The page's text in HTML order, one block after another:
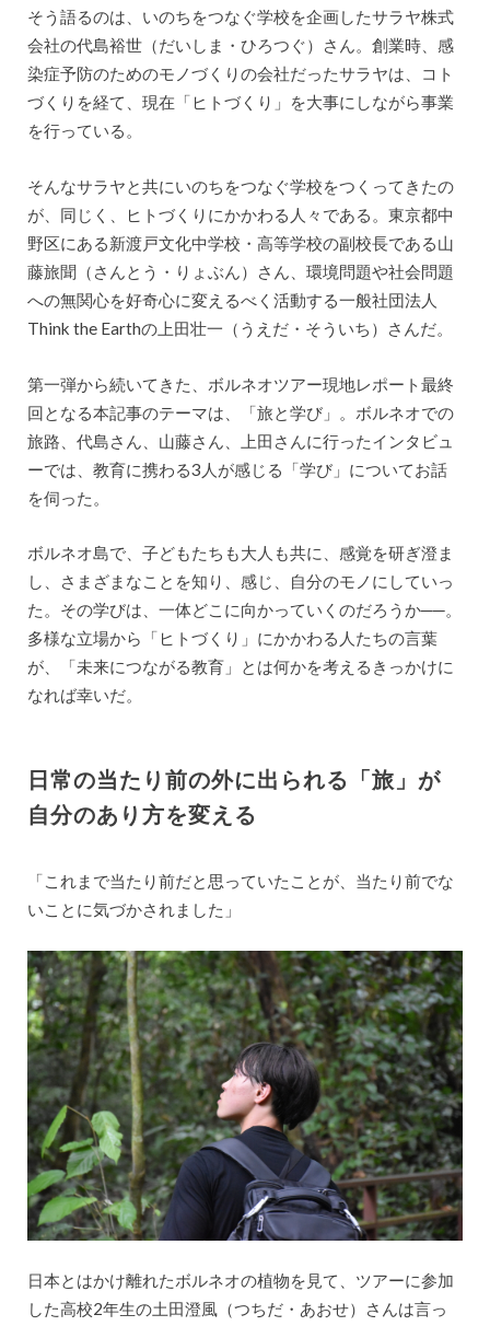
そう語るのは、いのちをつなぐ学校を企画したサラヤ株式
会社の代島裕世（だいしま・ひろつぐ）さん。創業時、感
染症予防のためのモノづくりの会社だったサラヤは、コト
づくりを経て、現在「ヒトづくり」を大事にしながら事業
を行っている。
そんなサラヤと共にいのちをつなぐ学校をつくってきたの
が、同じく、ヒトづくりにかかわる人々である。東京都中
野区にある新渡戸文化中学校・高等学校の副校長である山
藤旅聞（さんとう・りょぶん）さん、環境問題や社会問題
への無関心を好奇心に変えるべく活動する一般社団法人
Think the Earthの上田壮一（うえだ・そういち）さんだ。
第一弾から続いてきた、ボルネオツアー現地レポート最終
回となる本記事のテーマは、「旅と学び」。ボルネオでの
旅路、代島さん、山藤さん、上田さんに行ったインタビュ
ーでは、教育に携わる3人が感じる「学び」についてお話
を伺った。
ボルネオ島で、子どもたちも大人も共に、感覚を研ぎ澄ま
し、さまざまなことを知り、感じ、自分のモノにしていっ
た。その学びは、一体どこに向かっていくのだろうか──。
多様な立場から「ヒトづくり」にかかわる人たちの言葉
が、「未来につながる教育」とは何かを考えるきっかけに
なれば幸いだ。
日常の当たり前の外に出られる「旅」が
自分のあり方を変える
「これまで当たり前だと思っていたことが、当たり前でな
いことに気づかされました」
日本とはかけ離れたボルネオの植物を見て、ツアーに参加
した高校2年生の土田澄風（つちだ・あおせ）さんは言っ